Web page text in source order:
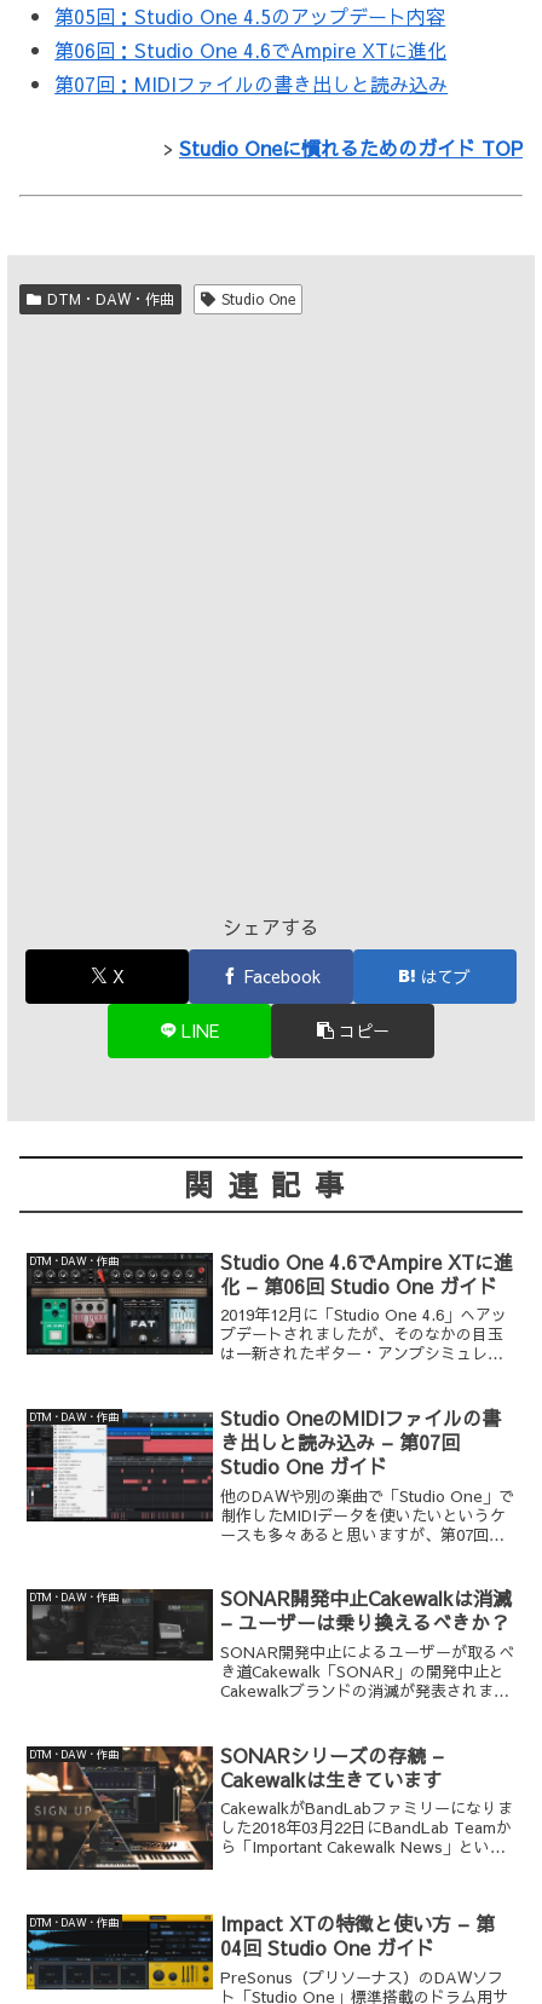
第05回：Studio One 4.5のアップデート内容
第06回：Studio One 4.6でAmpire XTに進化
第07回：MIDIファイルの書き出しと読み込み
> Studio Oneに慣れるためのガイド TOP
DTM・DAW・作曲 Studio One
シェアする
X Facebook はてブ
LINE コピー
関連記事
DTM・DAW・作曲
Studio One 4.6でAmpire XTに進
化 – 第06回 Studio One ガイド
2019年12月に「Studio One 4.6」へアッ
プデートされましたが、そのなかの目玉
は一新されたギター・アンプシミュレー
Pedalboardはスタンドアロ...
DTM・DAW・作曲
Studio OneのMIDIファイルの書
き出しと読み込み – 第07回
Studio One ガイド
他のDAWや別の楽曲で「Studio One」で
制作したMIDIデータを使いたいというケ
ースも多々あると思いますが、第07回の
One 4.6」を使用...
DTM・DAW・作曲
SONAR開発中止Cakewalkは消滅
– ユーザーは乗り換えるべきか？
SONAR開発中止によるユーザーが取るべ
き道Cakewalk「SONAR」の開発中止と
Cakewalkブランドの消滅が発表されまし
由で、いつもより多く質問メールを頂
い...
DTM・DAW・作曲
SONARシリーズの存続 –
Cakewalkは生きています
CakewalkがBandLabファミリーになりま
した2018年03月22日にBandLab Teamか
ら「Important Cakewalk News」という
DTM・DAW・作曲
Impact XTの特徴と使い方 – 第
04回 Studio One ガイド
PreSonus（プリソーナス）のDAWソフ
ト「Studio One」標準搭載のドラム用サ